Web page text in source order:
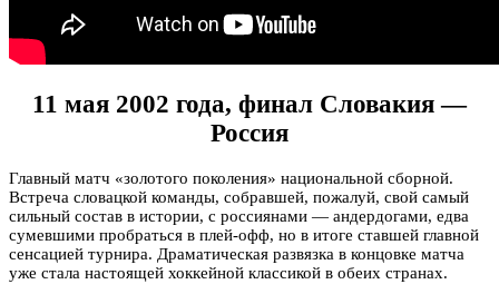
11 мая 2002 года, финал Словакия —
Россия
Главный матч «золотого поколения» национальной сборной.
Встреча словацкой команды, собравшей, пожалуй, свой самый
сильный состав в истории, с россиянами — андердогами, едва
сумевшими пробраться в плей-офф, но в итоге ставшей главной
сенсацией турнира. Драматическая развязка в концовке матча
уже стала настоящей хоккейной классикой в обеих странах.